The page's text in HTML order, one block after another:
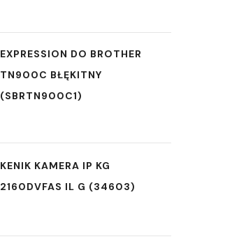
EXPRESSION DO BROTHER
TN900C BŁĘKITNY
(SBRTN900C1)
KENIK KAMERA IP KG
2160DVFAS IL G (34603)